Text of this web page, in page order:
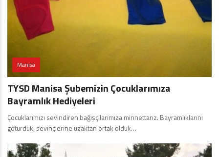
Manisa
TYSD Manisa Şubemizin Çocuklarımıza
Bayramlık Hediyeleri
Çocuklarımızı sevindiren bağışçılarımıza minnettarız. Bayramlıklarını
götürdük, sevinçlerine uzaktan ortak olduk…